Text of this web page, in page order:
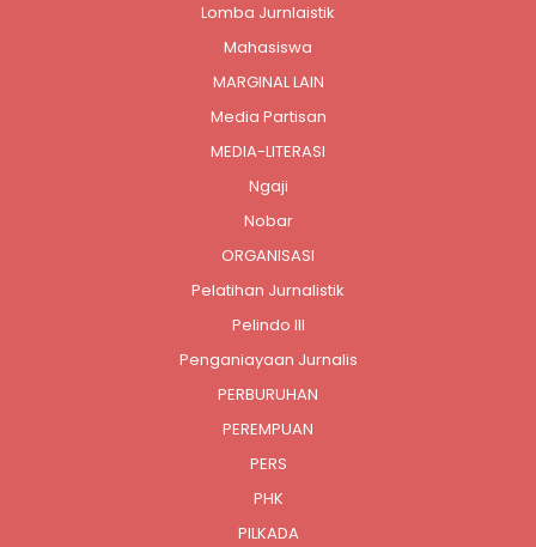
Lomba Jurnlaistik
Mahasiswa
MARGINAL LAIN
Media Partisan
MEDIA-LITERASI
Ngaji
Nobar
ORGANISASI
Pelatihan Jurnalistik
Pelindo III
Penganiayaan Jurnalis
PERBURUHAN
PEREMPUAN
PERS
PHK
PILKADA